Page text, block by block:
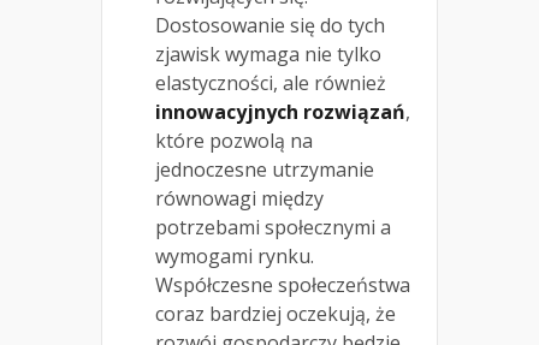
Dostosowanie się do tych
zjawisk wymaga nie tylko
elastyczności, ale również
innowacyjnych rozwiązań,
które pozwolą na
jednoczesne utrzymanie
równowagi między
potrzebami społecznymi a
wymogami rynku.
Współczesne społeczeństwa
coraz bardziej oczekują, że